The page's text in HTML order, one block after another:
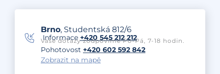
Brno, Studentská 812/6
Informace +420 545 212 212
Vaše dotazy zodpovíme Po-Pá, 7-18 hodin.
Pohotovost +420 602 592 842
Zobrazit na mapě